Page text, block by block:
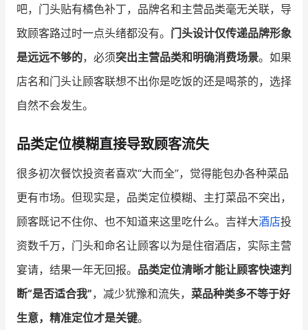
吧，门头贴有橘色补丁，品牌名和主营品类毫无关联，导
致顾客路过时一点头绪都没有。 门头设计仅传递品牌形象
是远远不够的，必须突出主营品类和明确消费场景。如果
店名和门头让顾客联想不出你是吃饭的还是喝茶的，选择
自然不会发生。
品类定位模糊直接导致顾客流失
很多初次餐饮投资者喜欢“大而全”，觉得能包办各种菜品
更有市场。但现实是，品类定位模糊、主打菜品不突出，
顾客既记不住你、也不知道来这里吃什么。吉祥大酒店投
资数千万，门头和命名让顾客以为是住宿酒店，实际主营
宴请，结果一年无回报。 品类定位清晰才能让顾客快速判
断“是否适合我”，减少犹豫和流失， 菜品种类多不等于好
生意，精准定位才是关键。